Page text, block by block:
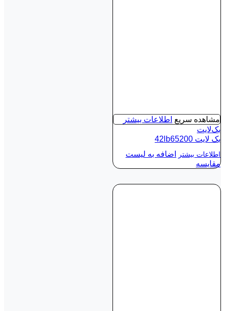
مشاهده سریع اطلاعات بیشتر
بک‌لایت
بک لايت 42lb65200
اطلاعات بیشتر
اضافه به لیست
مقایسه